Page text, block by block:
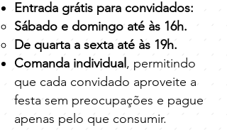
Entrada grátis para convidados:
Sábado e domingo até às 16h.
De quarta a sexta até às 19h.
Comanda individual , permitindo
que cada convidado aproveite a
festa sem preocupações e pague
apenas pelo que consumir.